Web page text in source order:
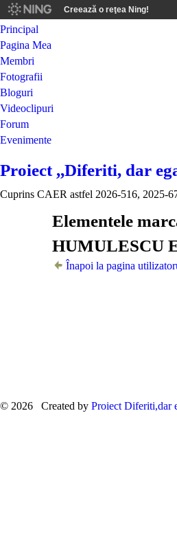
Creează o reţea Ning!
Principal
Pagina Mea
Membri
Fotografii
Bloguri
Videoclipuri
Forum
Evenimente
Proiect ,,Diferiti, dar
Cuprins CAER astfel 2026-516, 2025-
Elementele
HUMULESCU
Înapoi la pagina
© 2026 Created by Proiect Diferiti,dar